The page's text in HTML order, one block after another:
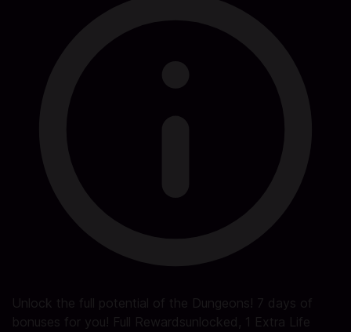
Unlock the full potential of the Dungeons! 7 days of
bonuses for you! Full Rewardsunlocked, 1 Extra Life